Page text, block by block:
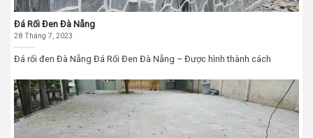
Đá Rối Đen Đà Nẵng
28 Tháng 7, 2023
Đá rối đen Đà Nẵng Đá Rối Đen Đà Nẵng – Được hình thành cách